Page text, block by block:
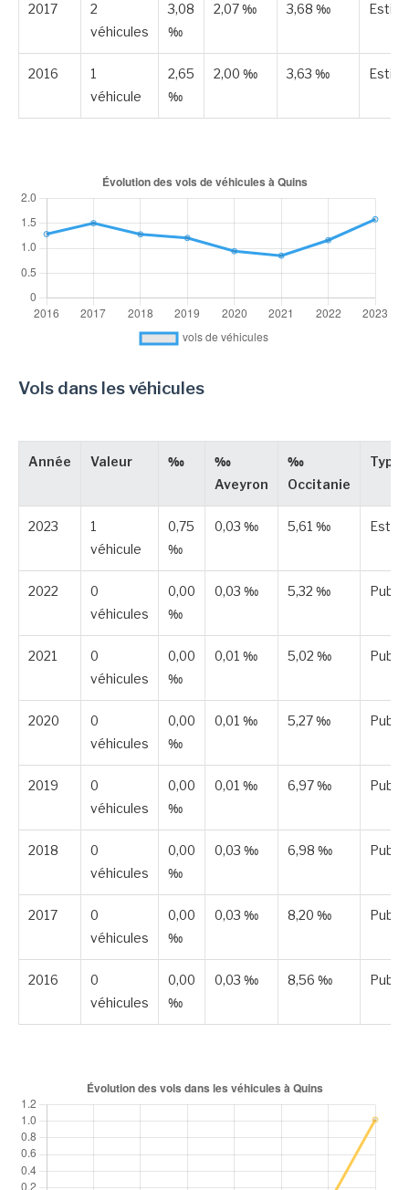
2017
2
véhicules
3,08
‰
2,07 ‰ 3,68 ‰
2016
1
véhicule
2,65
‰
2,00 ‰ 3,63 ‰
Vols dans les véhicules
Année Valeur ‰
‰
Aveyron
‰
Occitanie
Type
2023
1
véhicule
0,75
‰
0,03 ‰ 5,61 ‰
2022
0
véhicules
0,00
‰
0,03 ‰ 5,32 ‰
2021
0
véhicules
0,00
‰
0,01 ‰ 5,02 ‰
2020
0
véhicules
0,00
‰
0,01 ‰ 5,27 ‰
2019
0
véhicules
0,00
‰
0,01 ‰ 6,97 ‰
2018
0
véhicules
0,00
‰
0,03 ‰ 6,98 ‰
2017
0
véhicules
0,00
‰
0,03 ‰ 8,20 ‰
2016
0
véhicules
0,00
‰
0,03 ‰ 8,56 ‰